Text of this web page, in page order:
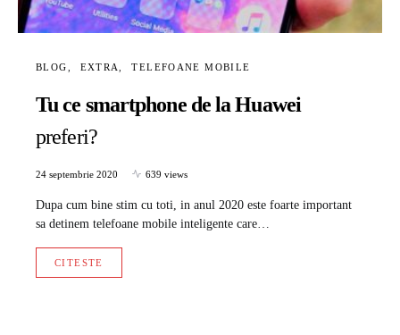
BLOG EXTRA TELEFOANE MOBILE
Tu ce smartphone de la Huawei
preferi?
24 septembrie 2020 639 views
Dupa cum bine stim cu toti, in anul 2020 este foarte important
sa detinem telefoane mobile inteligente care…
CITESTE